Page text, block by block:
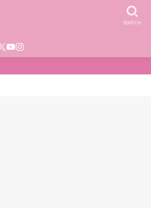
SEARCH